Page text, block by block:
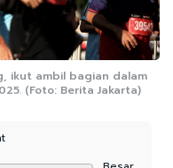
ikut ambil bagian dalam
(Foto: Berita Jakarta)